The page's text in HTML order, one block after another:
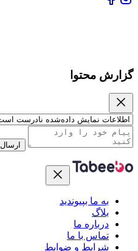
گزارش محتوا
ارسال
به ما بپیوندید
بلاگ
درباره ما
تماس با ما
شرایط و ضوابط